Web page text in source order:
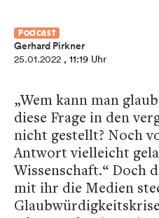
Podcast
Gerhard Pirkner
25.01.2022 , 11:19 Uhr
„Wem kann man
diese Frage in den
nicht gestellt? Noch
Antwort vielleicht
Wissenschaft.“ Doch
mit ihr die Medien